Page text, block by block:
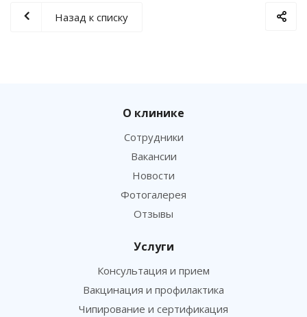
Назад к списку
О клинике
Сотрудники
Вакансии
Новости
Фотогалерея
Отзывы
Услуги
Консультация и прием
Вакцинация и профилактика
Чипирование и сертификация